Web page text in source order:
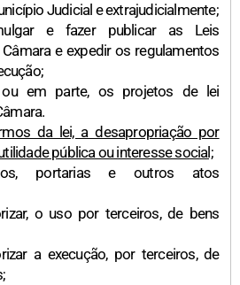
Judicial e extrajudicialmente;
e fazer publicar as Leis
e expedir os regulamentos
em parte, os projetos de lei
da lei, a desapropriação por
pública ou interesse social;
portarias e outros atos
o uso por terceiros, de bens
a execução, por terceiros, de